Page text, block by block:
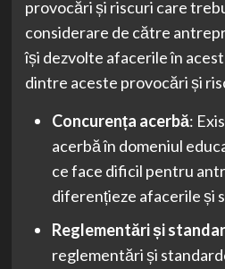
provocări și riscuri care
considerare de către
își dezvolte afacerile în
dintre aceste provocări și
Concurența acerbă:
acerbă în domeniul
ce face dificil pentru
diferențieze afacerile și
Reglementări și
reglementări și